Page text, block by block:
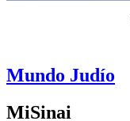
Mundo Judío
MiSinai